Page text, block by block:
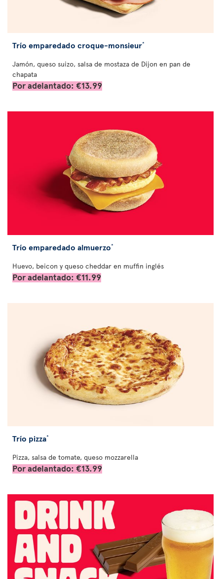
Trío emparedado croque-monsieur*
Jamón, queso suizo, salsa de mostaza de Dijon en pan de
chapata
Por adelantado: €13.99
Trío emparedado almuerzo*
Huevo, beicon y queso cheddar en muffin inglés
Por adelantado: €11.99
Trío pizza*
Pizza, salsa de tomate, queso mozzarella
Por adelantado: €13.99